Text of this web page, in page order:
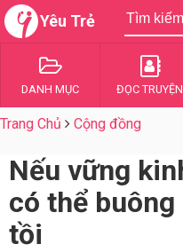
Yêu Trẻ
DANH MỤC ĐỌC TRUYỆN
Trang Chủ Cộng đồng
Nếu vững
có thể
tồi